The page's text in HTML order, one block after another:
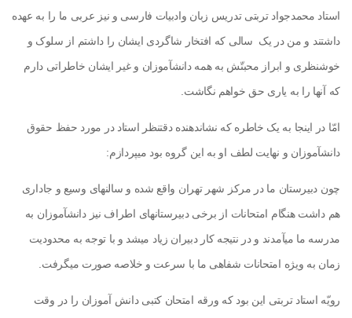
استاد محمدجواد تربتی تدریس زبان وادبیات فارسی و نیز عربی ما را به عهده
داشتند و من در یک سالی که افتخار شاگردی ایشان را داشتم از سلوک و
خوش­نظری و ابراز محبتّش به همه دانش­آموزان و غیر ایشان خاطراتی دارم
که آن­ها را به یاری حق خواهم نگاشت.
امّا در این­جا به یک خاطره که نشان­دهنده دقت­نظر استاد در مورد حفظ حقوق
دانش­آموزان و نهایت لطف او به این گروه بود می­پردازم:
چون دبیرستان ما در مرکز شهر تهران واقع شده و سالن­های وسیع و جاداری
هم داشت هنگام امتحانات از برخی دبیرستان­های اطراف نیز دانش­آموزان به
مدرسه ما می­آمدند و در نتیجه کار دبیران زیاد می­شد و با توجه به محدودیت
زمان به ویژه امتحانات شفاهی ما با سرعت و خلاصه صورت می­گرفت.
رویّه استاد تربتی این بود که ورقه امتحان کتبی دانش ­آموزان را در وقت